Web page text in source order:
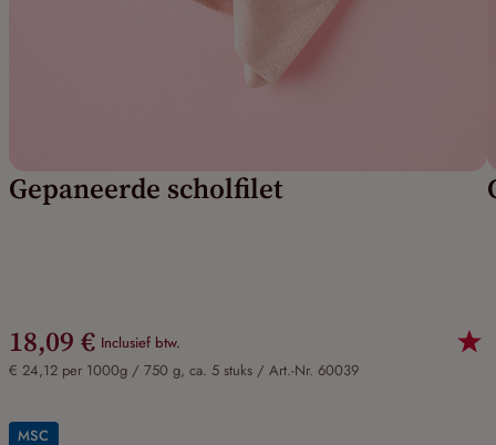
Gepaneerde scholfilet
18,09 € Inclusief btw.
€ 24,12 per 1000g / 750 g, ca. 5 stuks / Art.-Nr. 60039
MSC